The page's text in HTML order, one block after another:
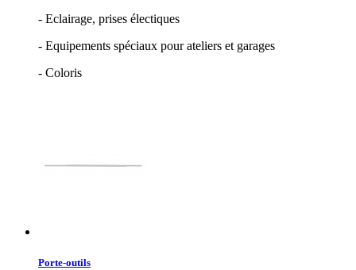
- Eclairage, prises électiques
- Equipements spéciaux pour ateliers et garages
- Coloris
Porte-outils